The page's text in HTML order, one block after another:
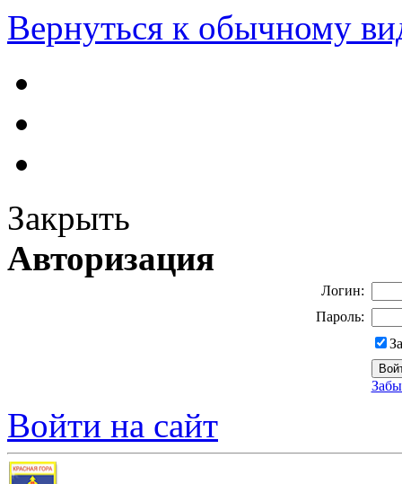
Вернуться к обычному
Закрыть
Авторизация
Логин:
Пароль:
Войти на сайт